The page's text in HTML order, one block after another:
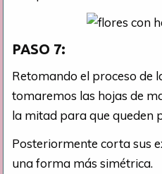
PASO 7:
Retomando el proceso de
tomaremos las hojas de
la mitad para que queden
Posteriormente corta sus
una forma más simétrica.